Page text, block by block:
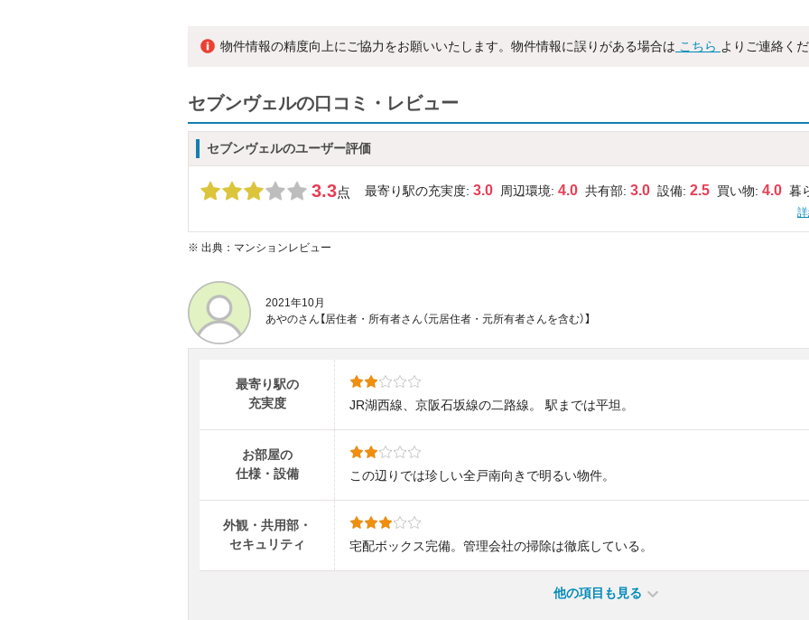
物件情報の精度向上にご協力をお願いいたします。物件情報に誤りがある場合は こちら よりご連絡くだ
セブンヴェルの口コミ・レビュー
セブンヴェルのユーザー評価
3.3点 最寄り駅の充実度: 3.0 周辺環境: 4.0 共有部: 3.0 設備: 2.5 買い物: 4.0 暮
※ 出典：マンションレビュー
2021年10月
あやのさん【居住者・所有者さん（元居住者・元所有者さんを含む）】
最寄り駅の
充実度
JR湖西線、京阪石坂線の二路線。 駅までは平坦。
お部屋の
仕様・設備
この辺りでは珍しい全戸南向きで明るい物件。
外観・共用部・
セキュリティ
宅配ボックス完備。管理会社の掃除は徹底している。
他の項目も見る